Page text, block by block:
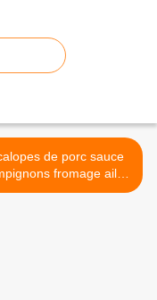
de porc sauce
fromage ail et
fines herbes >